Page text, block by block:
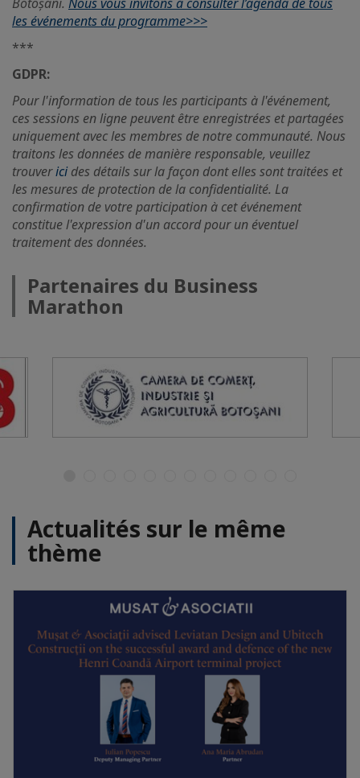
Botoșani. Nous vous invitons à consulter l’agenda de tous
les événements du programme>>>
***
GDPR:
Pour l'information de tous les participants à l'événement,
ces sessions en ligne peuvent être enregistrées et partagées
uniquement avec les membres de notre communauté. Nous
traitons les données de manière responsable, veuillez
trouvericides détails sur la façon dont elles sont traitées et
les mesures de protection de la confidentialité. La
confirmation de votre participation à cet événement
constitue l'expression d'un accord pour un éventuel
traitement des données.
Partenaires du Business
Marathon
Actualités sur le même
thème